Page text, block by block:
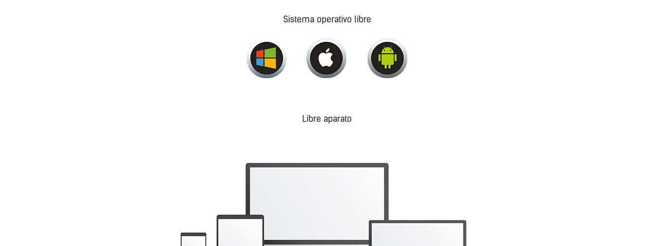
Sistema operativo libre
Libre aparato